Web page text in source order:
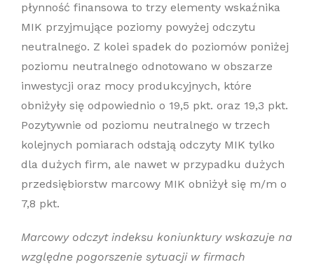
płynność finansowa to trzy elementy wskaźnika
MIK przyjmujące poziomy powyżej odczytu
neutralnego. Z kolei spadek do poziomów poniżej
poziomu neutralnego odnotowano w obszarze
inwestycji oraz mocy produkcyjnych, które
obniżyły się odpowiednio o 19,5 pkt. oraz 19,3 pkt.
Pozytywnie od poziomu neutralnego w trzech
kolejnych pomiarach odstają odczyty MIK tylko
dla dużych firm, ale nawet w przypadku dużych
przedsiębiorstw marcowy MIK obniżył się m/m o
7,8 pkt.
Marcowy odczyt indeksu koniunktury wskazuje na
względne pogorszenie sytuacji w firmach